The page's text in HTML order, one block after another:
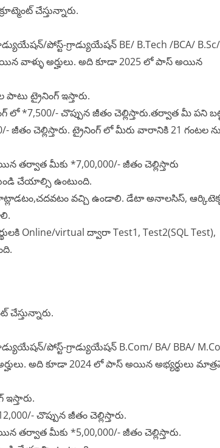
చేస్తున్నారు.
పోస్ట్-గ్రాడ్యుయేషన్ BE/ B.Tech /BCA/ B.Sc/
వాళ్ళు అర్హులు. అది కూడా 2025 లో పాస్ అయిన
ట్రైనింగ్ ఇస్తారు.
*7,500/- చొప్పున జీతం చెల్లిస్తారు.తర్వాత మీ పని
జీతం చెల్లిస్తారు. ట్రైనింగ్ లో మీరు వారానికి 21 గంటల
తర్వాత మీకు *7,00,000/- జీతం చెల్లిస్తారు
చేయాల్సి ఉంటుంది.
వచ్చి ఉండాలి. డేటా అనాలసిస్,
Online/virtual ద్వారా Test1, Test2(SQL Test),
చేస్తున్నారు.
పోస్ట్-గ్రాడ్యుయేషన్ B.Com/ BA/ BBA/
అది కూడా 2024 లో పాస్ అయిన అభ్యర్థులు
చొప్పున జీతం చెల్లిస్తారు.
తర్వాత మీకు *5,00,000/- జీతం చెల్లిస్తారు.